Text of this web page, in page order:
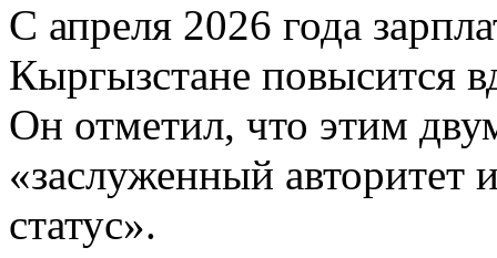
С апреля 2026 года
Кыргызстане повысится
Он отметил, что этим
«заслуженный
статус».